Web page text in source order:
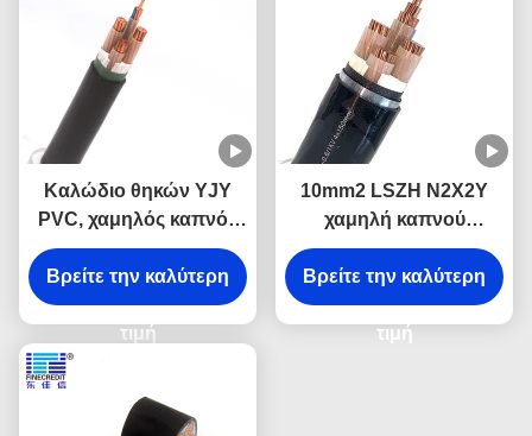
Καλώδιο θηκών YJY
PVC, χαμηλός καπνός
μηδενικά πυρήνων
95mm2 35mm2 50mm2
ενιαίος καλώδιο
αλόγονου
Βρείτε την καλύτερη
τιμή
10mm2 LSZH N2X2Y
χαμηλή καπνού
κατηγορία 2 καλωδίων
αλόγονου ελεύθερη για
τα ηλεκτρικά
προγράμματα
Βρείτε την καλύτερη
τιμή